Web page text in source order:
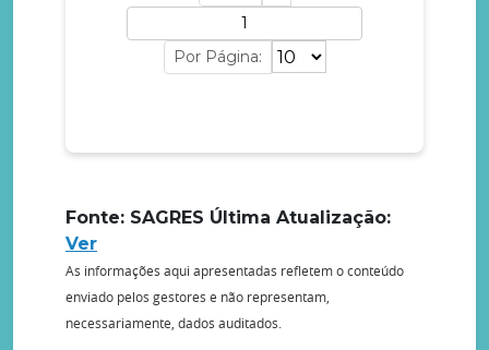
Por Página:
Fonte: SAGRES Última Atualização:
Ver
As informações aqui apresentadas refletem o conteúdo
enviado pelos gestores e não representam,
necessariamente, dados auditados.